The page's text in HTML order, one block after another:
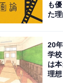
も
た
20
学
は
理